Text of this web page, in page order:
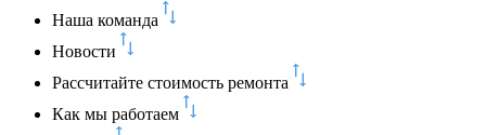
Наша команда
Новости
Рассчитайте стоимость ремонта
Как мы работаем